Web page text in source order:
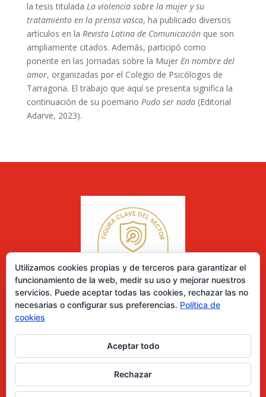
la tesis titulada La violencia sobre la mujer y su
tratamiento en la prensa vasca, ha publicado diversos
artículos en la Revista Latina de Comunicaciónque son
ampliamente citados. Además, participó como
ponente en las Jornadas sobre la Mujer En nombre del
amor, organizadas por el Colegio de Psicólogos de
Tarragona. El trabajo que aquí se presenta significa la
continuación de su poemario Pudo ser nada(Editorial
Adarve, 2023).
0 elementos
Desarrollado por Diseñador web para empresas
Utilizamos cookies propias y de terceros para garantizar el
funcionamiento de la web, medir su uso y mejorar nuestros
servicios. Puede aceptar todas las cookies, rechazar las no
necesarias o configurar sus preferencias. Política de
cookies
Aceptar todo
Rechazar